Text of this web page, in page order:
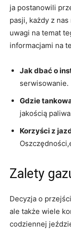
ja postanowili
pasji, każdy z
uwagi na temat
informacjami na
Jak dbać o
‌serwisowanie.
Gdzie
jakością
Korzyści z
Zalety
Decyzja o
ale także wiele
codziennej